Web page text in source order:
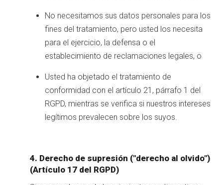
No necesitamos sus datos personales para los
fines del tratamiento, pero usted los necesita
para el ejercicio, la defensa o el
establecimiento de reclamaciones legales, o
Usted ha objetado el tratamiento de
conformidad con el artículo 21, párrafo 1 del
RGPD, mientras se verifica si nuestros intereses
legítimos prevalecen sobre los suyos.
4. Derecho de supresión ("derecho al olvido")
(Artículo 17 del RGPD)